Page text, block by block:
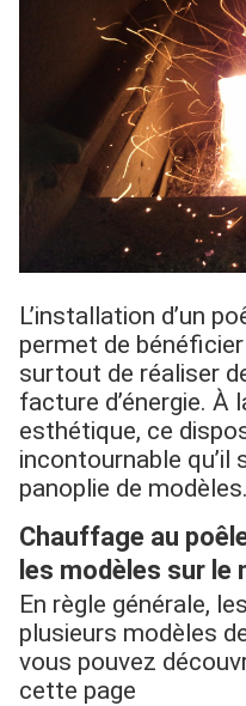
L’installation d’un
permet de
surtout de réaliser
facture d’énergie.
esthétique, ce
incontournable qu’il
panoplie de modèles.
Chauffage au
les modèles sur le
En règle générale,
plusieurs modèles
vous pouvez
cette page